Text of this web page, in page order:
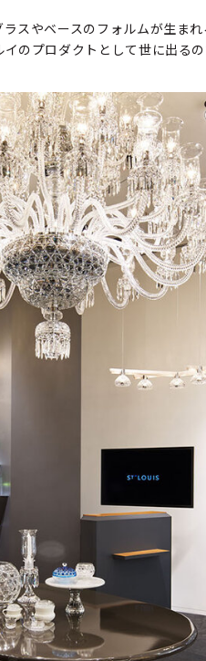
スやベースのフォルムが生ま
のプロダクトとして世に出るの